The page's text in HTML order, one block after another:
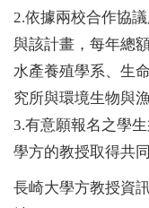
2.依據兩校合作協
與該計畫，每年總
水產養殖學系、生
究所與環境生物與
3.有意願報名之學
學方的教授取得共
長崎大學方教授資